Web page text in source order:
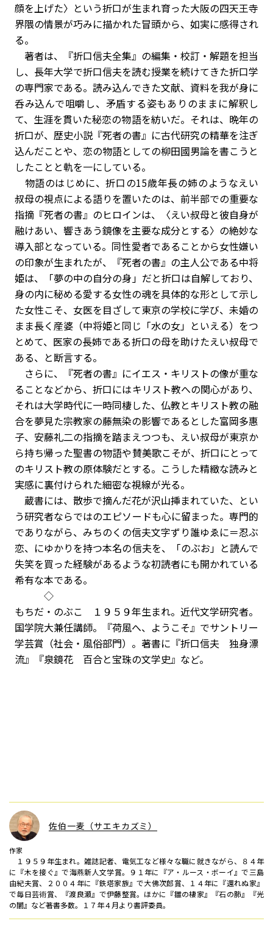
顔を上げた〉という折口が生まれ育った大阪の四天王寺
界隈の情景が巧みに描かれた冒頭から、如実に感得され
る。
著者は、『折口信夫全集』の編集・校訂・解題を担当
し、長年大学で折口信夫を読む授業を続けてきた折口学
の専門家である。読み込んできた文献、資料を我が身に
呑み込んで咀嚼し、矛盾する姿もありのままに解釈し
て、生涯を貫いた秘恋の物語を紡いだ。それは、晩年の
折口が、歴史小説『死者の書』に古代研究の精華を注ぎ
込んだことや、恋の物語としての柳田國男論を書こうと
したことと軌を一にしている。
物語のはじめに、折口の15歳年長の姉のようなえい
叔母の視点による語りを置いたのは、前半部での重要な
指摘――『死者の書』のヒロインは、〈えい叔母と彼自身が
融けあい、響きあう鏡像を主要な成分とする〉――の絶妙な
導入部となっている。同性愛者であることから女性嫌い
の印象が生まれたが、『死者の書』の主人公である中将
姫は、「夢の中の自分の身」だと折口は自解しており、
身の内に秘める愛する女性の魂を具体的な形として示し
た女性こそ、女医を目ざして東京の学校に学び、未婚の
まま長く産婆（中将姫と同じ「水の女」といえる）をつ
とめて、医家の長姉である折口の母を助けたえい叔母で
ある、と断言する。
さらに、『死者の書』にイエス・キリストの像が重な
ることなどから、折口にはキリスト教への関心があり、
それは大学時代に一時同棲した、仏教とキリスト教の融
合を夢見た宗教家の藤無染の影響であるとした富岡多惠
子、安藤礼二の指摘を踏まえつつも、えい叔母が東京か
ら持ち帰った聖書の物語や賛美歌こそが、折口にとって
のキリスト教の原体験だとする。こうした精緻な読みと
実感に裏付けられた細密な視線が光る。
蔵書には、散歩で摘んだ花が沢山挿まれていた、とい
う研究者ならではのエピソードも心に留まった。専門的
でありながら、みちのくの信夫文字ずり誰ゆゑに＝忍ぶ
恋、にゆかりを持つ本名の信夫を、「のぶお」と読んで
失笑を買った経験があるような初読者にも開かれている
希有な本である。
◇
もちだ・のぶこ １９５９年生まれ。近代文学研究者。
国学院大兼任講師。『荷風へ、ようこそ』でサントリー
学芸賞（社会・風俗部門）。著書に『折口信夫 独身漂
流』『泉鏡花 百合と宝珠の文学史』など。
佐伯一麦（サエキカズミ）
作家
１９５９年生まれ。雑誌記者、電気工など様々な職に就きながら、８４年
に『木を接ぐ』で海燕新人文学賞。９１年に『ア・ルース・ボーイ』で三島
由紀夫賞、２００４年に『鉄塔家族』で大佛次郎賞、１４年に『還れぬ家』
で毎日芸術賞、『渡良瀬』で伊藤整賞。ほかに『雛の棲家』『石の肺』『光
の闇』など著書多数。１７年４月より書評委員。